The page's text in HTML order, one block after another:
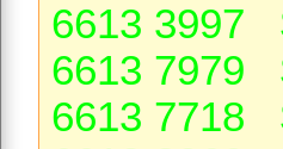
6613 3997
6613 7979
6613 7718